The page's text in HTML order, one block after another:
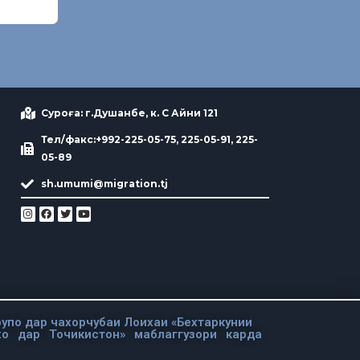
Суроға: г.Душанбе, к. С Айни 121
Тел/факс:+992-225-05-75, 225-05-91, 225-
05-89
sh.umumi@migration.tj
дар чахорчубаи Лоихаи «Бехтаркунии
дар Точикистон» маблаггузори карда